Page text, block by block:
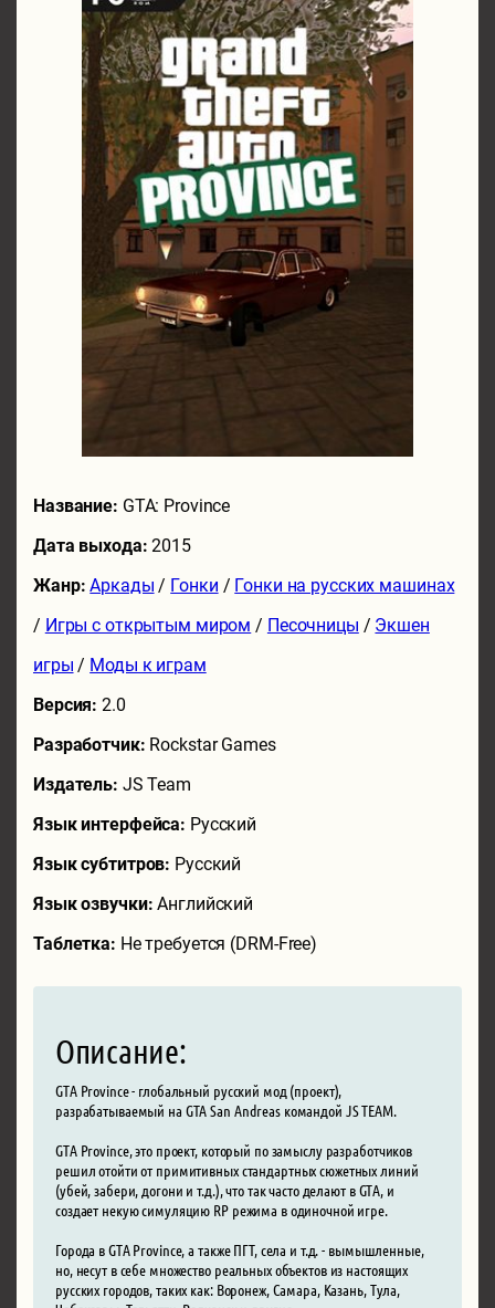
Название: GTA: Province
Дата выхода:2015
Жанр: Аркады / Гонки / Гонки на русских машинах
/ Игры с открытым миром / Песочницы / Экшен
игры / Моды к играм
Версия:2.0
Разработчик: Rockstar Games
Издатель: JS Team
Язык интерфейса: Русский
Язык субтитров: Русский
Язык озвучки:Английский
Таблетка: Не требуется (DRM-Free)
Описание:
GTA Province - глобальный русский мод (проект),
разрабатываемый на GTA San Andreas командой JS TEAM.
GTA Province, это проект, который по замыслу разработчиков
решил отойти от примитивных стандартных сюжетных линий
(убей, забери, догони и т.д.), что так часто делают в GTA, и
создает некую симуляцию RP режима в одиночной игре.
Города в GTA Province, а также ПГТ, села и т.д. - вымышленные,
но, несут в себе множество реальных объектов из настоящих
русских городов, таких как: Воронеж, Самара, Казань, Тула,